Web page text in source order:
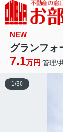
NEW
グランフォ
7.1万円 管理/
1/30